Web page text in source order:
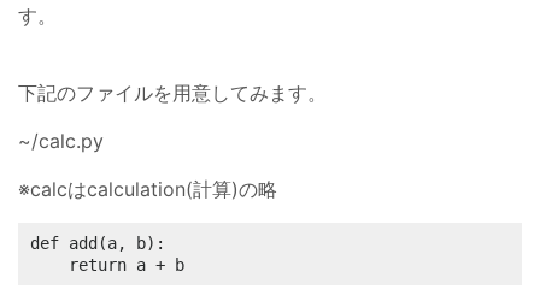
す。
下記のファイルを用意してみます。
~/calc.py
※calcはcalculation(計算)の略
def add(a, b):
    return a + b